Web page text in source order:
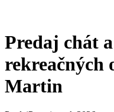
Predaj chát a
rekreačných
Martin